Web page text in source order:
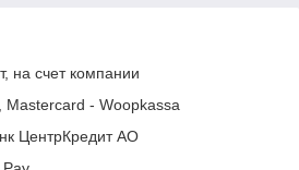
на счет компании
Mastercard - Woopkassa
ЦентрКредит АО